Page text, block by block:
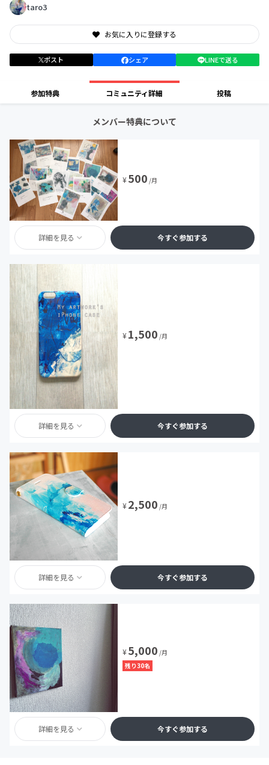
taro3
お気に入りに登録する
ポスト シェア LINEで送る
参加特典 コミュニティ詳細 投稿
メンバー特典について
¥500 /月
詳細を見る 今すぐ参加する
¥1,500 /月
詳細を見る 今すぐ参加する
¥2,500 /月
詳細を見る 今すぐ参加する
¥5,000 /月
残り30名
詳細を見る 今すぐ参加する